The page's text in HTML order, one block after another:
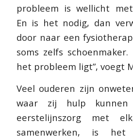
probleem is wellicht
En is het nodig, dan
door naar een
soms zelfs
het probleem ligt”, voegt
Veel ouderen zijn
waar zij hulp kunnen
eerstelijnszorg met
samenwerken, is